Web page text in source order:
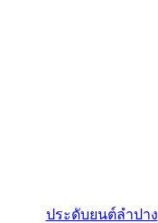
ประดับยนต์ลำปาง